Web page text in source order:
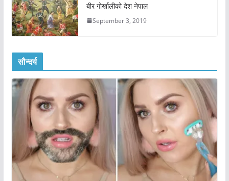
बीर गोर्खालीको देश नेपाल
September 3, 2019
सौन्दर्य